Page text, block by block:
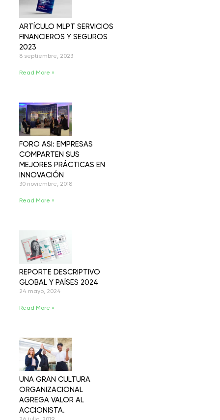
ARTÍCULO MLPT SERVICIOS
FINANCIEROS Y SEGUROS
2023
8 septiembre, 2023
Read More »
FORO ASI: EMPRESAS
COMPARTEN SUS
MEJORES PRÁCTICAS EN
INNOVACIÓN
30 noviembre, 2018
Read More »
REPORTE DESCRIPTIVO
GLOBAL Y PAÍSES 2024
24 mayo, 2024
Read More »
UNA GRAN CULTURA
ORGANIZACIONAL
AGREGA VALOR AL
ACCIONISTA.